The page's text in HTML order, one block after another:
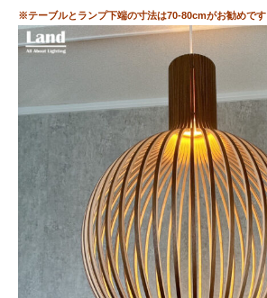
※テーブルとランプ下端の寸法は70-80cmがお勧めです